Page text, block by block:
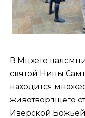
В Мцхете
святой Нины
находится
животворящего
Иверской